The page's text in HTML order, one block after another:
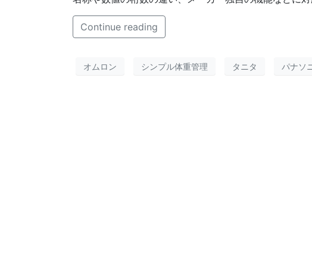
Continue reading
オムロン シンプル体重管理 タニタ パナソ